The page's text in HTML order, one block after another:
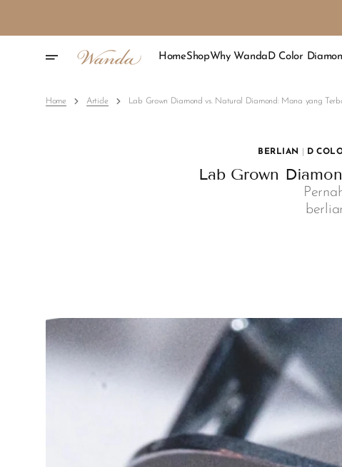
HomeShopWhy WandaD Color
Home Article Lab Grown Diamond vs. Natural Diamond: Mana yang
BERLIAN D
Lab Grown